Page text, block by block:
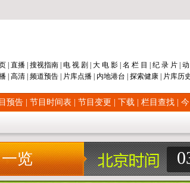
直播 搜视指南 电 视 剧 大 电 影 名 栏 目 纪 录 片
高清 频道预告 片库点播 内地港台 探索健康 片库历史
预告 节目时间表 节目变更 下载 栏目查找
览